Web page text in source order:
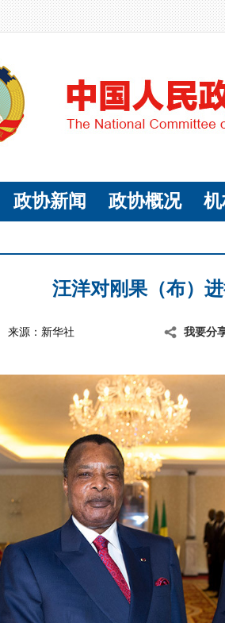
政协新闻 政协概况
汪洋对刚果（布）
来源：新华社 我要分